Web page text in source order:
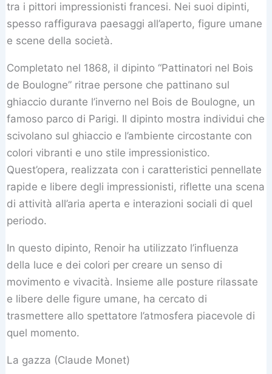
tra i pittori impressionisti francesi. Nei suoi dipinti,
spesso raffigurava paesaggi all’aperto, figure umane
e scene della società.
Completato nel 1868, il dipinto “Pattinatori nel Bois
de Boulogne” ritrae persone che pattinano sul
ghiaccio durante l’inverno nel Bois de Boulogne, un
famoso parco di Parigi. Il dipinto mostra individui che
scivolano sul ghiaccio e l’ambiente circostante con
colori vibranti e uno stile impressionistico.
Quest’opera, realizzata con i caratteristici pennellate
rapide e libere degli impressionisti, riflette una scena
di attività all’aria aperta e interazioni sociali di quel
periodo.
In questo dipinto, Renoir ha utilizzato l’influenza
della luce e dei colori per creare un senso di
movimento e vivacità. Insieme alle posture rilassate
e libere delle figure umane, ha cercato di
trasmettere allo spettatore l’atmosfera piacevole di
quel momento.
La gazza (Claude Monet)